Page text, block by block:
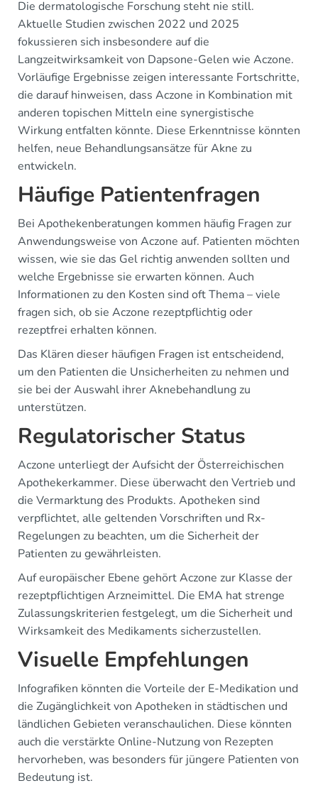
Die dermatologische Forschung steht nie still.
Aktuelle Studien zwischen 2022 und 2025
fokussieren sich insbesondere auf die
Langzeitwirksamkeit von Dapsone-Gelen wie Aczone.
Vorläufige Ergebnisse zeigen interessante Fortschritte,
die darauf hinweisen, dass Aczone in Kombination mit
anderen topischen Mitteln eine synergistische
Wirkung entfalten könnte. Diese Erkenntnisse könnten
helfen, neue Behandlungsansätze für Akne zu
entwickeln.
Häufige Patientenfragen
Bei Apothekenberatungen kommen häufig Fragen zur
Anwendungsweise von Aczone auf. Patienten möchten
wissen, wie sie das Gel richtig anwenden sollten und
welche Ergebnisse sie erwarten können. Auch
Informationen zu den Kosten sind oft Thema – viele
fragen sich, ob sie Aczone rezeptpflichtig oder
rezeptfrei erhalten können.
Das Klären dieser häufigen Fragen ist entscheidend,
um den Patienten die Unsicherheiten zu nehmen und
sie bei der Auswahl ihrer Aknebehandlung zu
unterstützen.
Regulatorischer Status
Aczone unterliegt der Aufsicht der Österreichischen
Apothekerkammer. Diese überwacht den Vertrieb und
die Vermarktung des Produkts. Apotheken sind
verpflichtet, alle geltenden Vorschriften und Rx-
Regelungen zu beachten, um die Sicherheit der
Patienten zu gewährleisten.
Auf europäischer Ebene gehört Aczone zur Klasse der
rezeptpflichtigen Arzneimittel. Die EMA hat strenge
Zulassungskriterien festgelegt, um die Sicherheit und
Wirksamkeit des Medikaments sicherzustellen.
Visuelle Empfehlungen
Infografiken könnten die Vorteile der E-Medikation und
die Zugänglichkeit von Apotheken in städtischen und
ländlichen Gebieten veranschaulichen. Diese könnten
auch die verstärkte Online-Nutzung von Rezepten
hervorheben, was besonders für jüngere Patienten von
Bedeutung ist.